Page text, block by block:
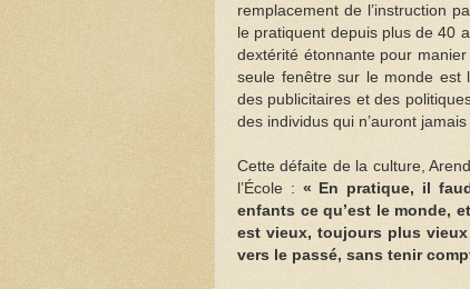
remplacement de l’instruction
le pratiquent depuis plus de 40
dextérité étonnante pour
seule fenêtre sur le monde est
des publicitaires et des
des individus qui n’auront
Cette défaite de la culture,
l’École : « En pratique, il
enfants ce qu’est le monde,
est vieux, toujours plus vieux
vers le passé, sans tenir